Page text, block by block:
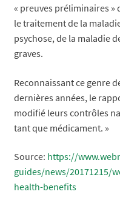
« preuves préliminaires »
le traitement de la
psychose, de la maladie
graves.
Reconnaissant ce genre
dernières années, le
modifié leurs contrôles
tant que médicament. »
Source: https://
guides/news/20171215/
health-benefits